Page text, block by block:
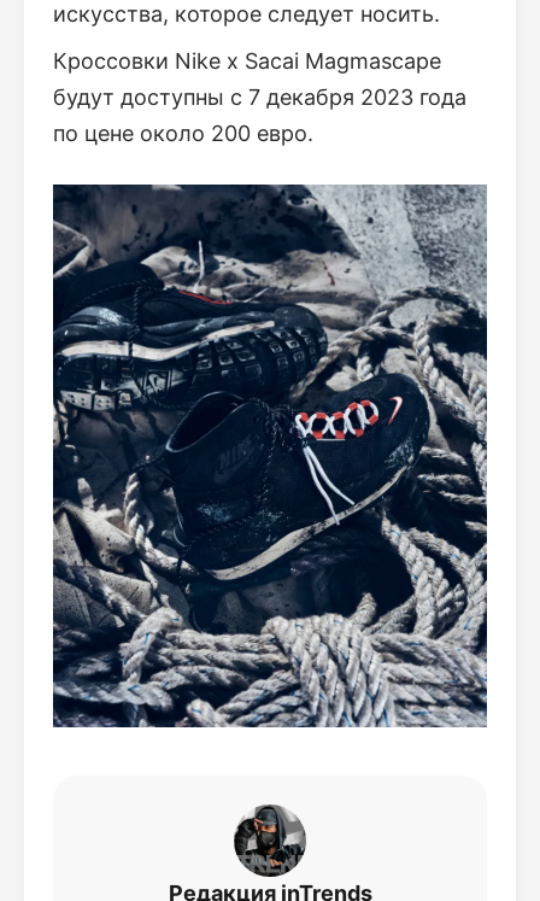
искусства, которое следует носить.
Кроссовки Nike x Sacai Magmascape
будут доступны с 7 декабря 2023 года
по цене около 200 евро.
Редакция inTrends